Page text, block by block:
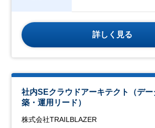
詳しく見る
社内SEクラウドアーキテクト（デ
築・運用リード）
株式会社TRAILBLAZER